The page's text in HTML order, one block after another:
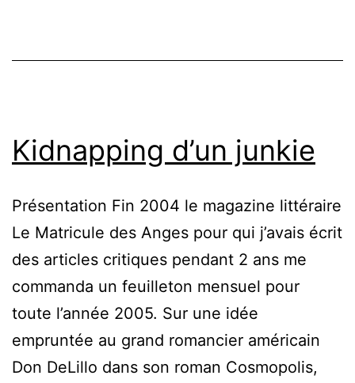
Kidnapping d’un junkie
Présentation Fin 2004 le magazine littéraire
Le Matricule des Anges pour qui j’avais écrit
des articles critiques pendant 2 ans me
commanda un feuilleton mensuel pour
toute l’année 2005. Sur une idée
empruntée au grand romancier américain
Don DeLillo dans son roman Cosmopolis,